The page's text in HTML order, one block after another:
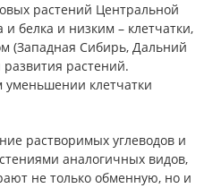
растений Центральной
белка и низким – клетчатки,
(Западная Сибирь, Дальний
развития растений.
клетчатки
растворимых углеводов и
аналогичных видов,
не только обменную, но и